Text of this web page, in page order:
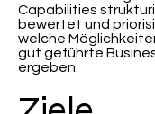
Capabilities
bewertet und
welche
gut geführte
ergeben.